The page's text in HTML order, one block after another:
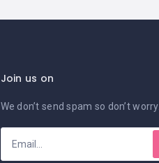
Join us on
We don’t send spam so don’t worry.